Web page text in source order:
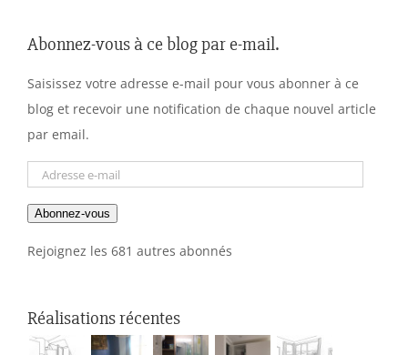
Abonnez-vous à ce blog par e-mail.
Saisissez votre adresse e-mail pour vous abonner à ce
blog et recevoir une notification de chaque nouvel article
par email.
Adresse
mail
Abonnez-vous
Rejoignez les 681 autres abonnés
Réalisations récentes